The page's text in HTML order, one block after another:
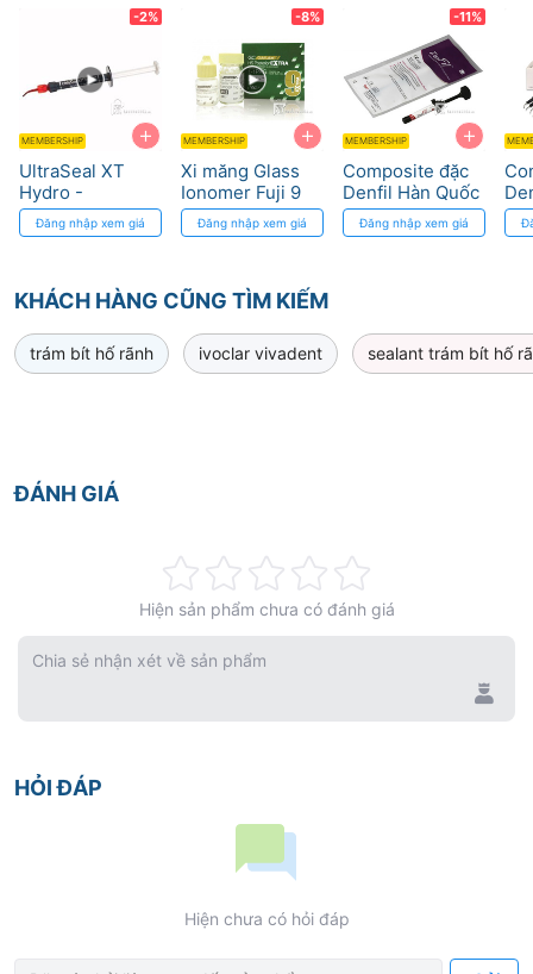
+
-2%
MEMBERSHIP
UltraSeal XT
Hydro -
Composite lỏng
trám bít hố rãnh
Đăng nhập xem giá
+
-8%
MEMBERSHIP
Xi măng Glass
Ionomer Fuji 9
GC - Phóng
thích Fluoride
Đăng nhập xem giá
+
-11%
MEMBERSHIP
Composite đặc
Denfil Hàn Quốc
- Trám Răng
Hàm
Đăng nhập xem giá
độ
KHÁCH HÀNG CŨNG TÌM KIẾM
trám bít hố rãnh ivoclar vivadent sealant trám bít hố
ĐÁNH GIÁ
0%
Hiện sản phẩm chưa có đánh giá
Chia sẻ nhận xét về sản phẩm
HỎI ĐÁP
Hiện chưa có hỏi đáp